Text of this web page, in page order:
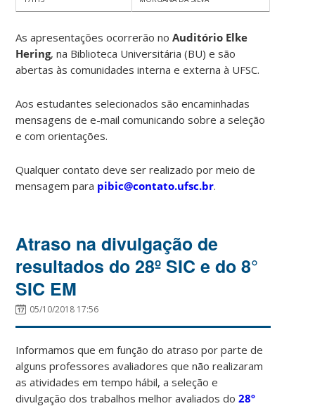
As apresentações ocorrerão noAuditório Elke
Hering, na Biblioteca Universitária (BU) e são
abertas às comunidades interna e externa à UFSC.
Aos estudantes selecionados são encaminhadas
mensagens de e-mail comunicando sobre a seleção
e com orientações.
Qualquer contato deve ser realizado por meio de
mensagem para pibic@contato.ufsc.br.
Atraso na divulgação de
resultados do 28º SIC e do 8°
SIC EM
05/10/2018 17:56
Informamos que em função do atraso por parte de
alguns professores avaliadores que não realizaram
as atividades em tempo hábil, a seleção e
divulgação dos trabalhos melhor avaliados do28º